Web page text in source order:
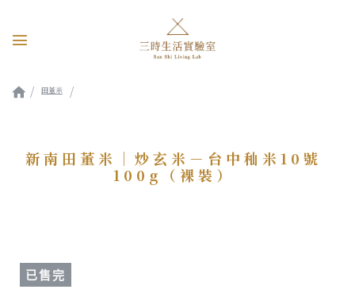
田董米
新南田董米｜炒玄米－台中秈米10號
100g（裸裝）
已售完